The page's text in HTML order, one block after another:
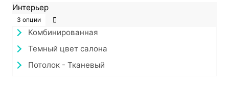
Интерьер
3 опции
Комбинированная
Темный цвет салона
Потолок - Тканевый